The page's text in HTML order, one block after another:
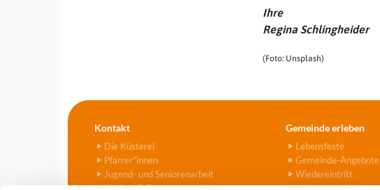
Ihre
Regina Schlingheider
(Foto: Unsplash)
Kontakt
Die Küsterei
Pfarrer*innen
Jugend- und Seniorenarbeit
Kirchen & Gemeindezentren
Gemeinde erleben
Lebensfeste
Gemeinde-Angebote
Wiedereintritt